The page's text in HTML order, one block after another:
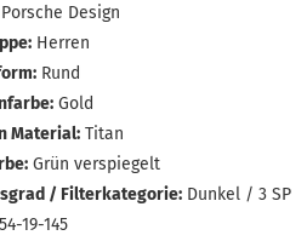
Porsche Design
Herren
Rund
Gold
Material: Titan
Grün verspiegelt
/ Filterkategorie: Dunkel / 3 SP
19-145